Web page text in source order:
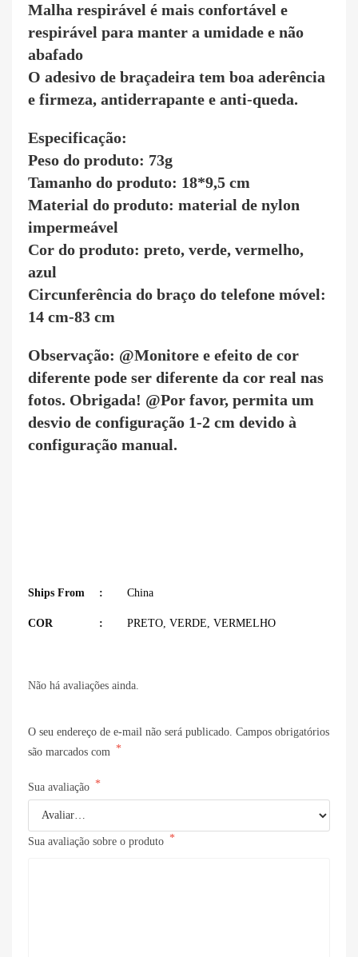
Malha respirável é mais confortável e
respirável para manter a umidade e não
abafado
O adesivo de braçadeira tem boa aderência
e firmeza, antiderrapante e anti-queda.
Especificação:
Peso do produto: 73g
Tamanho do produto: 18*9,5 cm
Material do produto: material de nylon
impermeável
Cor do produto: preto, verde, vermelho,
azul
Circunferência do braço do telefone móvel:
14 cm-83 cm
Observação: @Monitore e efeito de cor
diferente pode ser diferente da cor real nas
fotos. Obrigada! @Por favor, permita um
desvio de configuração 1-2 cm devido à
configuração manual.
Ships From China
COR PRETO, VERDE, VERMELHO
Não há avaliações ainda.
O seu endereço de e-mail não será publicado. Campos obrigatórios
são marcados com *
Sua avaliação *
Sua avaliação sobre o produto *